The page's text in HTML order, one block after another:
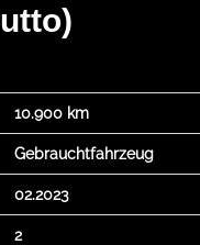
10.900 km
Gebrauchtfahrzeug
02.2023
2